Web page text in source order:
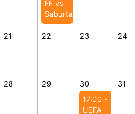
FF vs
Saburtalo
21 22 23 24
28 29
30
17:00 -
UEFA
31